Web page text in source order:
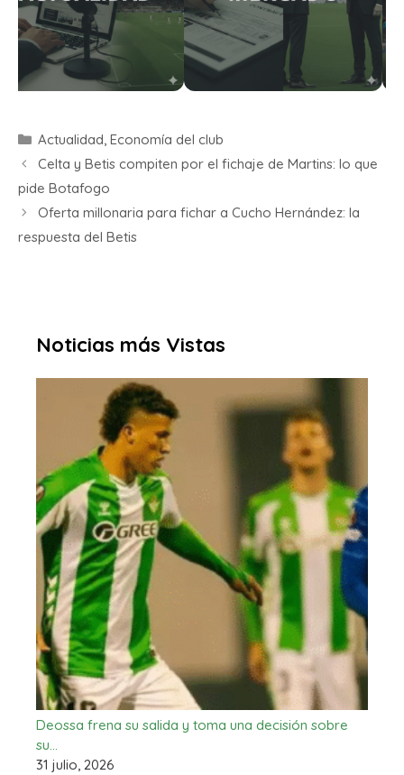
Actualidad, Economía del club
Celta y Betis compiten por el fichaje de Martins: lo que
pide Botafogo
Oferta millonaria para fichar a Cucho Hernández: la
respuesta del Betis
Noticias más Vistas
Deossa frena su salida y toma una decisión sobre
su…
31 julio, 2026